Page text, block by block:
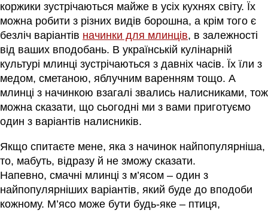
коржики зустрічаються майже в усіх кухнях світу. Їх
можна робити з різних видів борошна, а крім того є
безліч варіантів начинки для млинців, в залежності
від ваших вподобань. В українській кулінарній
культурі млинці зустрічаються з давніх часів. Їх їли з
медом, сметаною, яблучним варенням тощо. А
млинці з начинкою взагалі звались налисниками, тож
можна сказати, що сьогодні ми з вами приготуємо
один з варіантів налисників.
Якщо спитаєте мене, яка з начинок найпопулярніша,
то, мабуть, відразу й не зможу сказати.
Напевно, смачні млинці з м’ясом – один з
найпопулярніших варіантів, який буде до вподоби
кожному. М’ясо може бути будь-яке – птиця,